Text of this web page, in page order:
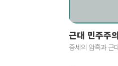
근대 민주주
중세의 암흑과 근